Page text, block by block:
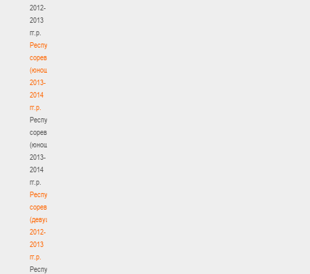
2012-
2013
гг.р.
Республиканские
соревнования
(юноши)
2013-
2014
гг.р.
Республиканские
соревнования
(юноши)
2013-
2014
гг.р.
Республиканские
соревнования
(девушки)
2012-
2013
гг.р.
Республиканские